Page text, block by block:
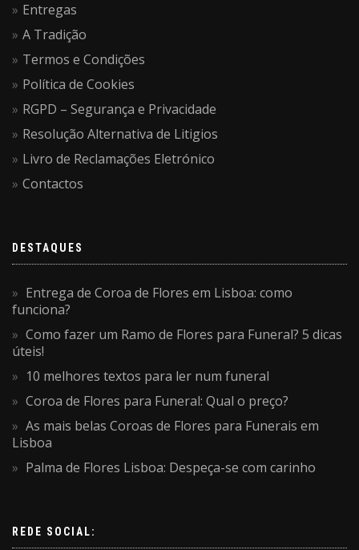
Entregas
A Tradição
Termos e Condições
Política de Cookies
RGPD – Segurança e Privacidade
Resolução Alternativa de Litigios
Livro de Reclamações Eletrónico
Contactos
DESTAQUES
Entrega de Coroa de Flores em Lisboa: como
funciona?
Como fazer um Ramo de Flores para Funeral? 5 dicas
úteis!
10 melhores textos para ler num funeral
Coroa de Flores para Funeral: Qual o preço?
As mais belas Coroas de Flores para Funerais em
Lisboa
Palma de Flores Lisboa: Despeça-se com carinho
REDE SOCIAL: